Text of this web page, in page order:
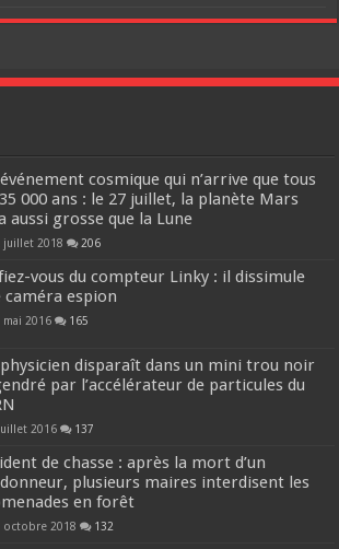
cosmique qui n’arrive que tous
000 ans : le 27 juillet, la planète Mars
aussi grosse que la Lune
juillet 2018 206
vous du compteur Linky : il dissimule
caméra espion
mai 2016 165
disparaît dans un mini trou noir
par l’accélérateur de particules du
2016 137
de chasse : après la mort d’un
plusieurs maires interdisent les
en forêt
octobre 2018 132